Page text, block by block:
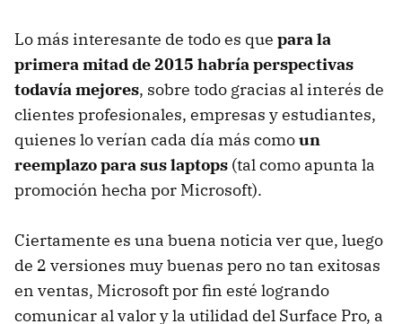
Lo más interesante de todo es que para la
primera mitad de 2015 habría perspectivas
todavía mejores, sobre todo gracias al interés de
clientes profesionales, empresas y estudiantes,
quienes lo verían cada día más comoun
reemplazo para sus laptops (tal como apunta la
promoción hecha por Microsoft).
Ciertamente es una buena noticia ver que, luego
de 2 versiones muy buenas pero no tan exitosas
en ventas, Microsoft por fin esté logrando
comunicar al valor y la utilidad del Surface Pro, a